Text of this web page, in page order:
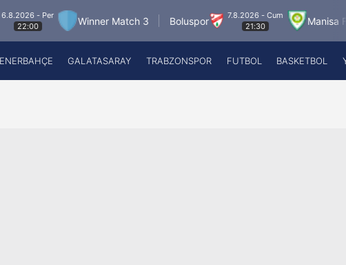
- Per
Winner Match 3 Boluspor
7.8.2026 - Cum
21:30
Manisa FK
GALATASARAY TRABZONSPOR FUTBOL BASKETBOL